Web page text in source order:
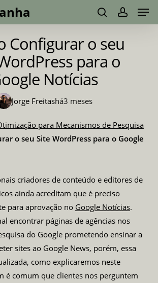
searchaccount
Configurar o seu
para o
Notícias
Jorge Freitashá3 meses
para Mecanismos de Pesquisa
o seu Site WordPress para o Google
criadores de conteúdo e editores de
ainda acreditam que é preciso
para aprovação no Google Notícias.
encontrar páginas de agências nos
do Google prometendo ensinar a
sites ao Google News, porém, essa
como explicaremos neste
é comum que clientes nos perguntem
Menu